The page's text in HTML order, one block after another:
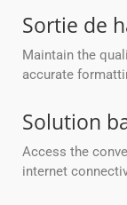
Sortie de
Maintain the
accurate
Solution
Access the
internet